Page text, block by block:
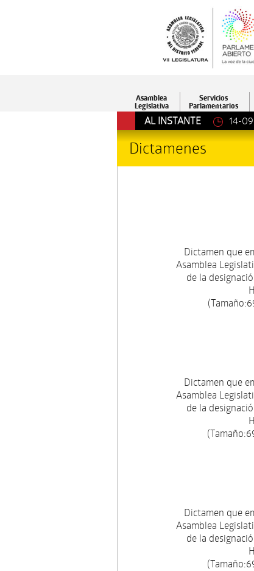
Asamblea
Legislativa
Servicios
Parlamentarios
AL INSTANTE 14-
Dictamenes
Dictamen que
Asamblea
de la
Dictamen que
Asamblea
de la
Dictamen que
Asamblea
de la